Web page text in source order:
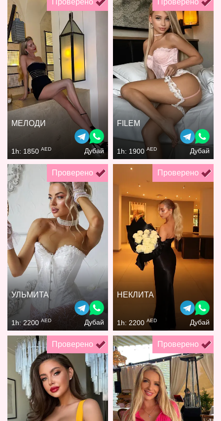
МЕЛОДИ
1h: 1850 AED Дубай
FILEM
1h: 1900 AED Дубай
Проверено
УЛЬМИТА
1h: 2200AED Дубай
Проверено
НЕКЛИТА
1h: 2200 AED Дубай
Проверено Проверено